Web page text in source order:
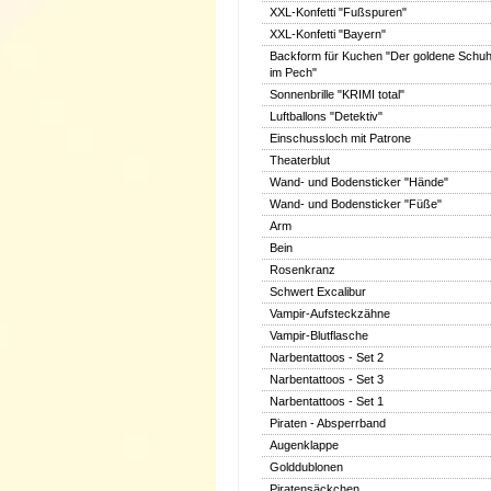
XXL-Konfetti "Fußspuren"
XXL-Konfetti "Bayern"
Backform für Kuchen "Der goldene Schuh
im Pech"
Sonnenbrille "KRIMI total"
Luftballons "Detektiv"
Einschussloch mit Patrone
Theaterblut
Wand- und Bodensticker "Hände"
Wand- und Bodensticker "Füße"
Arm
Bein
Rosenkranz
Schwert Excalibur
Vampir-Aufsteckzähne
Vampir-Blutflasche
Narbentattoos - Set 2
Narbentattoos - Set 3
Narbentattoos - Set 1
Piraten - Absperrband
Augenklappe
Golddublonen